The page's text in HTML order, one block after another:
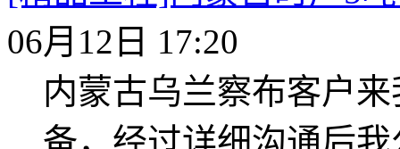
06月12日 17:20
内蒙古乌兰察布客户
备，经过详细沟通后